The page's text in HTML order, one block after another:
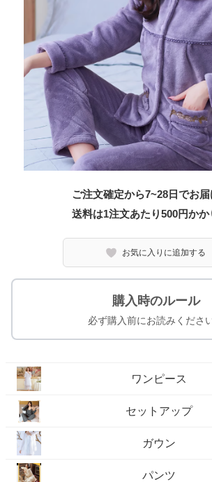
ご注文確定から7~28日でお
送料は1注文あたり500円か
お気に入りに追加する
購入時のルール
必ず購入前にお読みください
ワンピース
セットアップ
ガウン
パンツ